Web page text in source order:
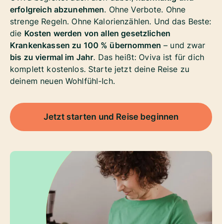
erfolgreich abzunehmen. Ohne Verbote. Ohne
strenge Regeln. Ohne Kalorienzählen. Und das Beste:
die Kosten werden von allen gesetzlichen
Krankenkassen zu 100 % übernommen – und zwar
bis zu viermal im Jahr. Das heißt: Oviva ist für dich
komplett kostenlos. Starte jetzt deine Reise zu
deinem neuen Wohlfühl-Ich.
Jetzt starten und Reise beginnen